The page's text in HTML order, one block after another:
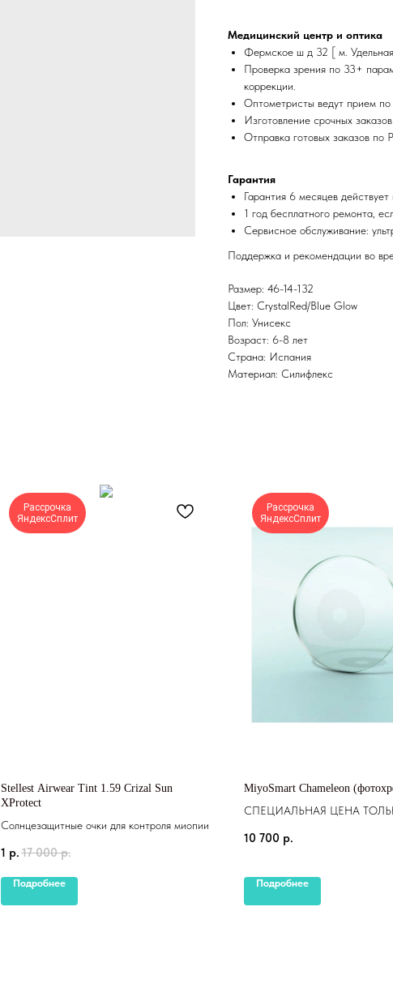
Медицинский центр и оптика
Фермское ш д 32 [ м.
Проверка зрения по 33+
коррекции.
Оптометристы ведут прием по
Изготовление срочных
Отправка готовых заказов
Гарантия
Гарантия 6 месяцев
1 год бесплатного ремонта,
Сервисное обслуживание:
Поддержка и рекомендации во
Размер: 46-14-132
Цвет: CrystalRed/Blue Glow
Пол: Унисекс
Возраст: 6-8 лет
Страна: Испания
Материал: Силифлекс
Рассрочка
ЯндексСплит
Stellest Airwear Tint 1.59 Crizal Sun
XProtect
Солнцезащитные очки для контроля миопии
1 р. 17 000 р.
Подробнее
Рассрочка
ЯндексСплит
MiyoSmart Chameleon
СПЕЦИАЛЬНАЯ ЦЕНА
миопии
10 700 р.
Подробнее